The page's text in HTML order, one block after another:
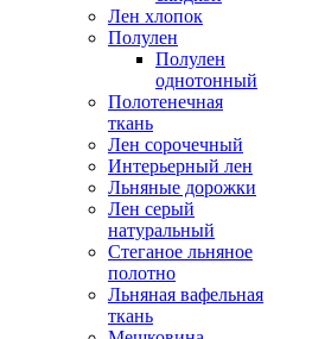
Лен хлопок
Полулен
Полулен
однотонный
Полотенечная
ткань
Лен сорочечный
Интерьерный лен
Льняные дорожки
Лен серый
натуральный
Стеганое льняное
полотно
Льняная вафельная
ткань